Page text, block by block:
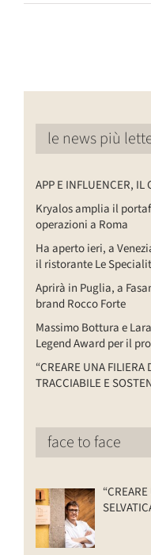
le news più
APP E INFLUENCER, IL
Kryalos amplia il
operazioni a Roma
Ha aperto ieri, a
il ristorante Le
Aprirà in Puglia, a
brand Rocco Forte
Massimo Bottura e
Legend Award per il
“CREARE UNA FILIERA
TRACCIABILE E
face to face